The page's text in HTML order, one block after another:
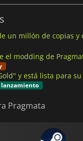
un millón de copias
el modding de
y está lista para
lanzamiento
Pragmata